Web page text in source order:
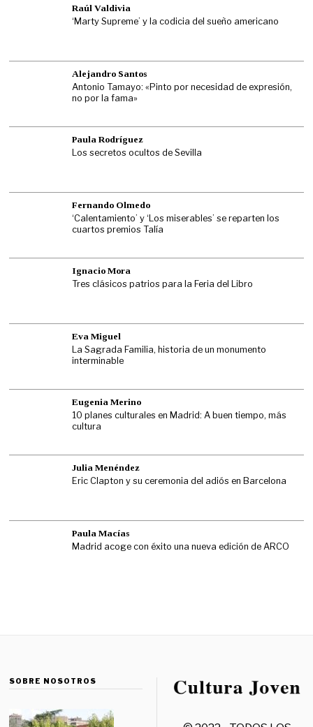
Raúl Valdivia
‘Marty Supreme’ y la codicia del sueño americano
Alejandro Santos
Antonio Tamayo: «Pinto por necesidad de expresión,
no por la fama»
Paula Rodríguez
Los secretos ocultos de Sevilla
Fernando Olmedo
‘Calentamiento’ y ‘Los miserables’ se reparten los
cuartos premios Talía
Ignacio Mora
Tres clásicos patrios para la Feria del Libro
Eva Miguel
La Sagrada Familia, historia de un monumento
interminable
Eugenia Merino
10 planes culturales en Madrid: A buen tiempo, más
cultura
Julia Menéndez
Eric Clapton y su ceremonia del adiós en Barcelona
Paula Macías
Madrid acoge con éxito una nueva edición de ARCO
SOBRE NOSOTROS